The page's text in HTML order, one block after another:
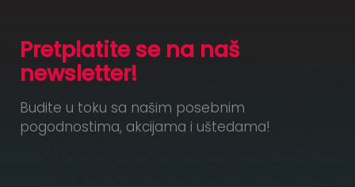
Pretplatite se na naš
newsletter!
Budite u toku sa našim posebnim
pogodnostima, akcijama i uštedama!